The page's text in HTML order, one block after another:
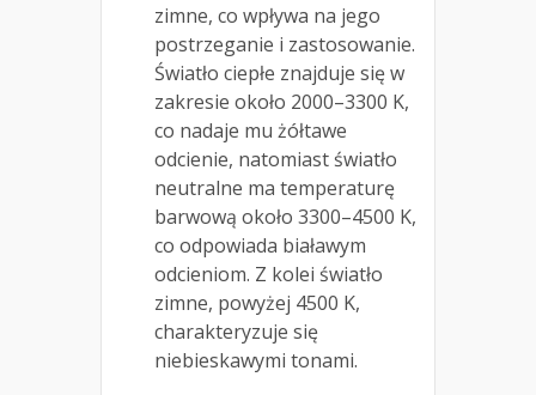
zimne, co wpływa na jego
postrzeganie i zastosowanie.
Światło ciepłe znajduje się w
zakresie około 2000–3300 K,
co nadaje mu żółtawe
odcienie, natomiast światło
neutralne ma temperaturę
barwową około 3300–4500 K,
co odpowiada białawym
odcieniom. Z kolei światło
zimne, powyżej 4500 K,
charakteryzuje się
niebieskawymi tonami.